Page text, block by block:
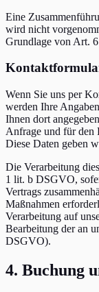
Eine
wird nicht
Grundlage von Art.
Wenn Sie uns per
werden Ihre
Ihnen dort
Anfrage und für den
Diese Daten geben
Die Verarbeitung
1 lit. b DSGVO,
Vertrags
Maßnahmen
Verarbeitung auf
Bearbeitung der an
DSGVO).
4. Buchung